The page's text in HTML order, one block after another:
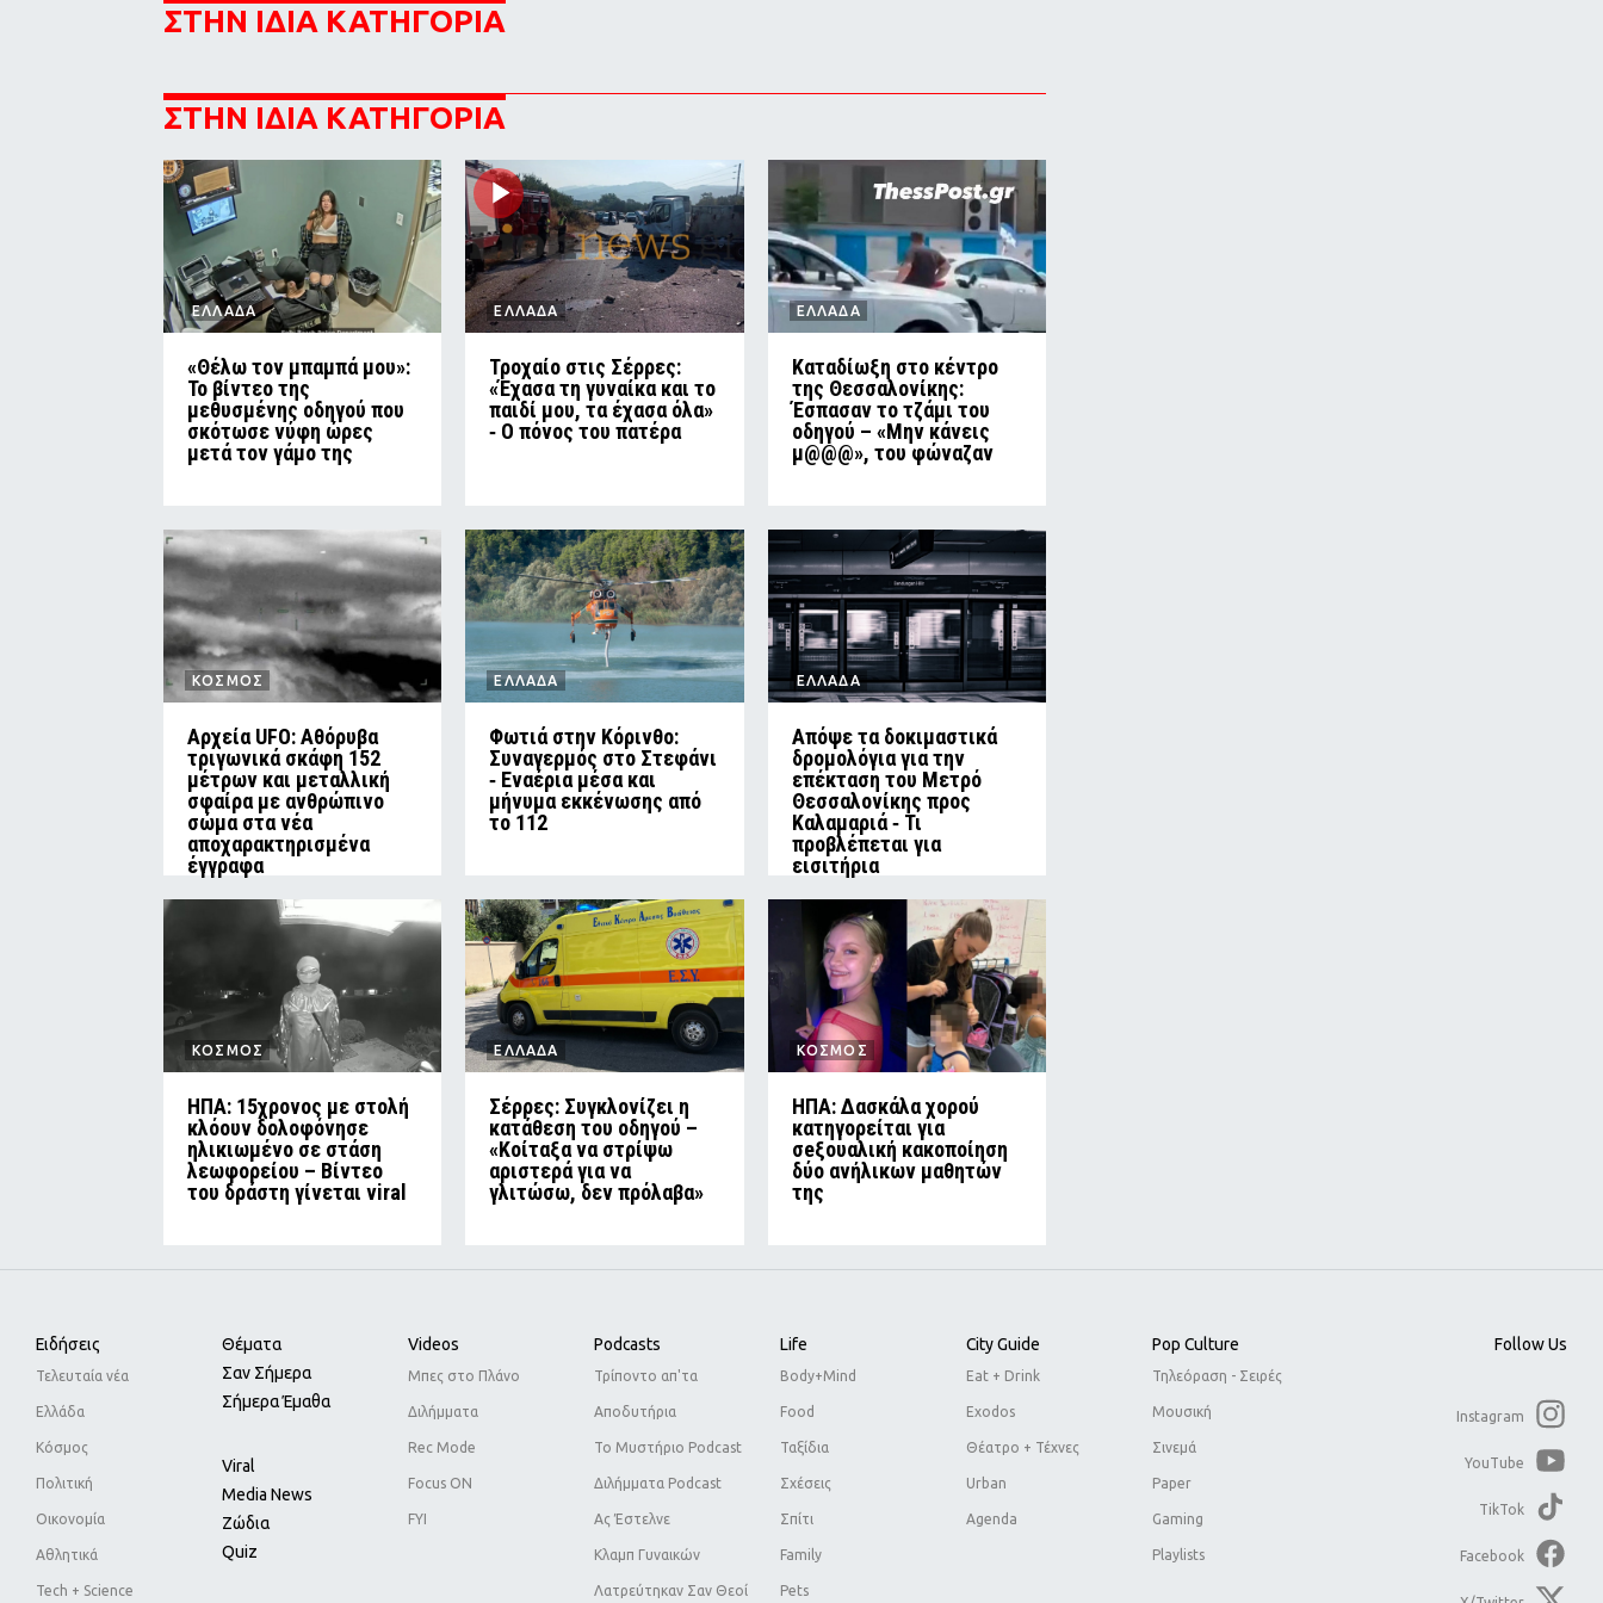
ΣΤΗΝ ΙΔΙΑ ΚΑΤΗΓΟΡΙΑ
ΣΤΗΝ ΙΔΙΑ ΚΑΤΗΓΟΡΙΑ
ΕΛΛΑΔΑ
«Θέλω τον μπαμπά μου»:
Το βίντεο της
μεθυσμένης οδηγού που
σκότωσε νύφη ώρες
μετά τον γάμο της
ΕΛΛΑΔΑ
Τροχαίο στις Σέρρες:
«Έχασα τη γυναίκα και το
παιδί μου, τα έχασα όλα»
‑ Ο πόνος του πατέρα
ΕΛΛΑΔΑ
Καταδίωξη στο κέντρο
της Θεσσαλονίκης:
Έσπασαν το τζάμι του
οδηγού – «Μην κάνεις
μ@@@», του φώναζαν
ΚΟΣΜΟΣ
Αρχεία UFO: Αθόρυβα
τριγωνικά σκάφη 152
μέτρων και μεταλλική
σφαίρα με ανθρώπινο
σώμα στα νέα
αποχαρακτηρισμένα
έγγραφα
ΕΛΛΑΔΑ
Φωτιά στην Κόρινθο:
Συναγερμός στο Στεφάνι
‑ Εναέρια μέσα και
μήνυμα εκκένωσης από
το 112
ΕΛΛΑΔΑ
Απόψε τα δοκιμαστικά
δρομολόγια για την
επέκταση του Μετρό
Θεσσαλονίκης προς
Καλαμαριά ‑ Τι
προβλέπεται για
εισιτήρια
ΚΟΣΜΟΣ
ΗΠΑ: 15χρονος με στολή
κλόουν δολοφόνησε
ηλικιωμένο σε στάση
λεωφορείου – Βίντεο
του δράστη γίνεται viral
ΕΛΛΑΔΑ
Σέρρες: Συγκλονίζει η
κατάθεση του οδηγού –
«Κοίταξα να στρίψω
αριστερά για να
γλιτώσω, δεν πρόλαβα»
ΚΟΣΜΟΣ
ΗΠΑ: Δασκάλα χορού
κατηγορείται για
σeξουαλική κακοποίηση
δύο ανήλικων μαθητών
της
Ειδήσεις
Τελευταία νέα
Ελλάδα
Κόσμος
Πολιτική
Οικονομία
Αθλητικά
Tech + Science
Θέματα
Σαν Σήμερα
Σήμερα Έμαθα
Viral
Media News
Ζώδια
Quiz
Videos
Μπες στο Πλάνο
Διλήμματα
Rec Mode
Focus ON
FYI
Podcasts
Τρίποντο απ'τα
Αποδυτήρια
Το Μυστήριο Podcast
Διλήμματα Podcast
Ας Έστελνε
Κλαμπ Γυναικών
Λατρεύτηκαν Σαν Θεοί
Life
Body+Mind
Food
Ταξίδια
Σχέσεις
Σπίτι
Family
Pets
City Guide
Eat + Drink
Exodos
Θέατρο + Τέχνες
Urban
Agenda
Pop Culture
Τηλεόραση - Σειρές
Μουσική
Σινεμά
Paper
Gaming
Playlists
Follow Us
Instagram
YouTube
TikTok
Facebook